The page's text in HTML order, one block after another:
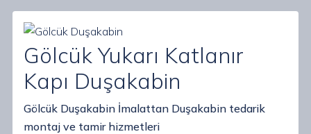
Gölcük Yukarı Katlanır
Kapı Duşakabin
Gölcük Duşakabin İmalattan Duşakabin tedarik
montaj ve tamir hizmetleri